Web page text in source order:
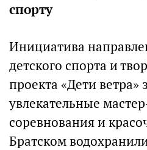
спорту
Инициатива
детского спорта и
проекта «Дети
увлекательные
соревнования и
Братском